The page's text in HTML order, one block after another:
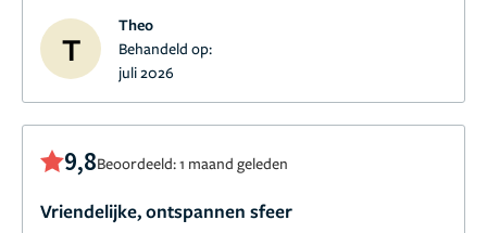
T
Theo
Behandeld op:
juli 2026
9,8Beoordeeld: 1 maand geleden
Vriendelijke, ontspannen sfeer